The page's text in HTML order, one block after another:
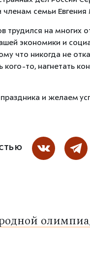
семьи
трудился на многих
экономики и
что никогда не
то, нагнетать
и желаем